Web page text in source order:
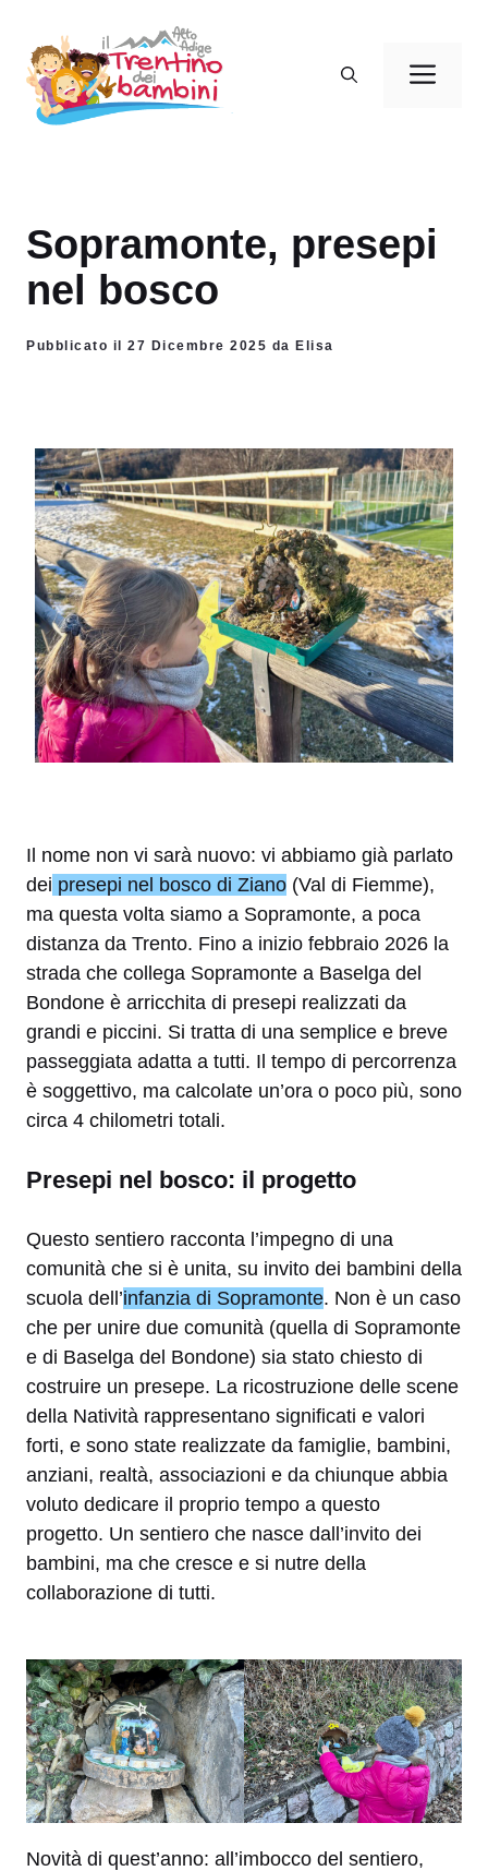
contenuto
Sopramonte, presepi
nel bosco
Pubblicato il 27 Dicembre 2025 da Elisa
Il nome non vi sarà nuovo: vi abbiamo già parlato
dei presepi nel bosco di Ziano (Val di Fiemme),
ma questa volta siamo a Sopramonte, a poca
distanza da Trento. Fino a inizio febbraio 2026 la
strada che collega Sopramonte a Baselga del
Bondone è arricchita di presepi realizzati da
grandi e piccini. Si tratta di una semplice e breve
passeggiata adatta a tutti. Il tempo di percorrenza
è soggettivo, ma calcolate un’ora o poco più, sono
circa 4 chilometri totali.
Presepi nel bosco: il progetto
Questo sentiero racconta l’impegno di una
comunità che si è unita, su invito dei bambini della
scuola dell’infanzia di Sopramonte. Non è un caso
che per unire due comunità (quella di Sopramonte
e di Baselga del Bondone) sia stato chiesto di
costruire un presepe. La ricostruzione delle scene
della Natività rappresentano significati e valori
forti, e sono state realizzate da famiglie, bambini,
anziani, realtà, associazioni e da chiunque abbia
voluto dedicare il proprio tempo a questo
progetto. Un sentiero che nasce dall’invito dei
bambini, ma che cresce e si nutre della
collaborazione di tutti.
Novità di quest’anno: all’imbocco del sentiero,